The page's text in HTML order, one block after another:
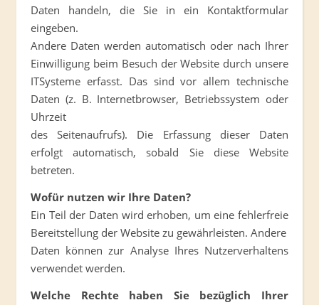
Daten handeln, die Sie in ein Kontaktformular
eingeben.
Andere Daten werden automatisch oder nach Ihrer
Einwilligung beim Besuch der Website durch unsere
ITSysteme erfasst. Das sind vor allem technische
Daten (z. B. Internetbrowser, Betriebssystem oder
Uhrzeit
des Seitenaufrufs). Die Erfassung dieser Daten
erfolgt automatisch, sobald Sie diese Website
betreten.
Wofür nutzen wir Ihre Daten?
Ein Teil der Daten wird erhoben, um eine fehlerfreie
Bereitstellung der Website zu gewährleisten. Andere
Daten können zur Analyse Ihres Nutzerverhaltens
verwendet werden.
Welche Rechte haben Sie bezüglich Ihrer